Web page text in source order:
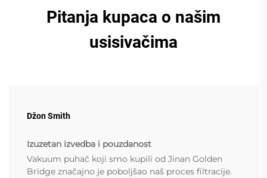
Pitanja kupaca o našim
usisivačima
Džon Smith
Izuzetan izvedba i pouzdanost
Vakuum puhač koji smo kupili od Jinan Golden
Bridge značajno je poboljšao naš proces filtracije.